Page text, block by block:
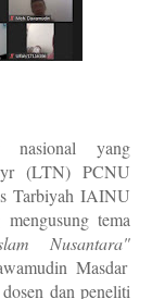
nasional yang
(LTN) PCNU
Tarbiyah IAINU
tema
Nusantara"
Masdar
dan peneliti